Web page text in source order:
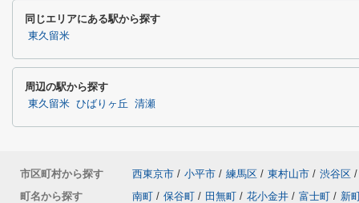
同じエリアにある駅から探す
東久留米
周辺の駅から探す
東久留米 ひばりヶ丘 清瀬
市区町村から探す 西東京市 / 小平市 / 練馬区 / 東村山市 / 渋谷区 /
町名から探す
南町 / 保谷町 / 田無町 / 花小金井 / 富士町 / 新